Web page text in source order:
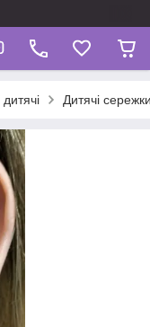
дитячі Дитячі